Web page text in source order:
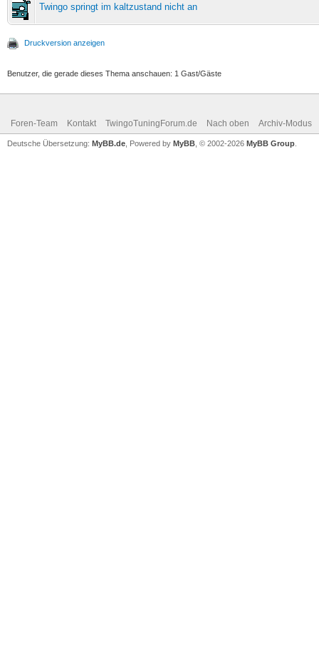
Twingo springt im kaltzustand nicht an
Druckversion anzeigen
Benutzer, die gerade dieses Thema anschauen: 1 Gast/Gäste
Foren-Team Kontakt TwingoTuningForum.de Nach oben Archiv-Modus
Deutsche Übersetzung: MyBB.de , Powered by MyBB , © 2002-2026 MyBB Group